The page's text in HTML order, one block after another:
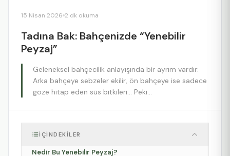
15 Nisan 2026 2 dk okuma
Tadına Bak: Bahçenizde “Yenebilir
Peyzaj”
Geleneksel bahçecilik anlayışında bir ayrım vardır:
Arka bahçeye sebzeler ekilir, ön bahçeye ise sadece
göze hitap eden süs bitkileri… Peki…
İÇINDEKILER
Nedir Bu Yenebilir Peyzaj?